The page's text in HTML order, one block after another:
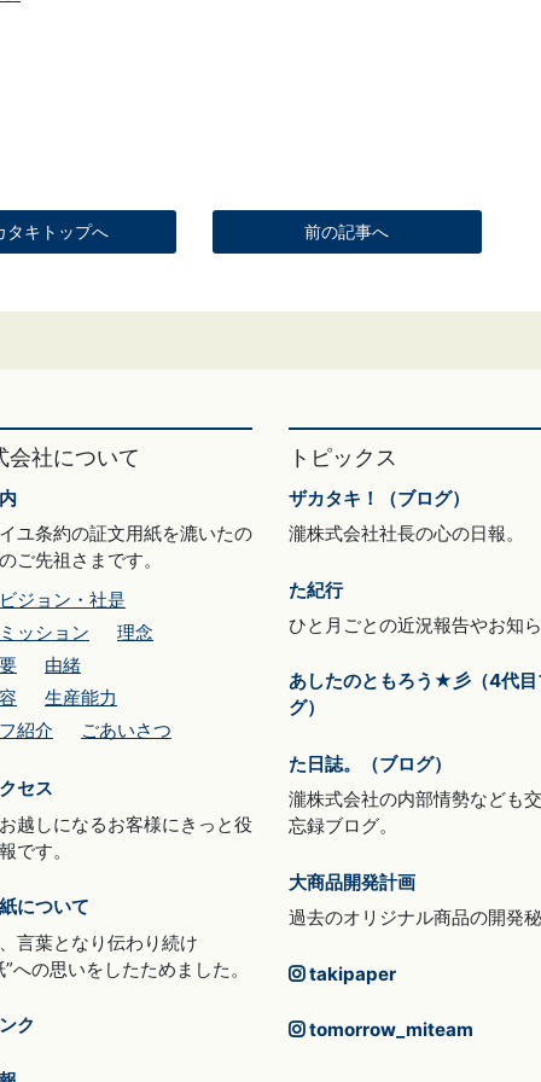
タキトップへ 前の記事へ
会社について
ユ条約の証文用紙を漉いたの
ご先祖さまです。
ジョン・社是
ッション
理念
由緒
生産能力
紹介
ごあいさつ
セス
越しになるお客様にきっと役
です。
について
言葉となり伝わり続け
”への思いをしたためました。
ク
トピックス
ザカタキ！（ブログ）
瀧株式会社社長の心の日報。
た紀行
ひと月ごとの近況報告やお知
あしたのともろう★彡（4代目
グ）
た日誌。（ブログ）
瀧株式会社の内部情勢なども
忘録ブログ。
大商品開発計画
過去のオリジナル商品の開発秘
takipaper
tomorrow_miteam